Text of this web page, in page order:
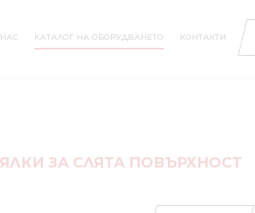
КАТАЛОГ НА ОБОРУДВАНЕТО КОНТАКТИ
ЗА СЛЯТА ПОВЪРХНОСТ